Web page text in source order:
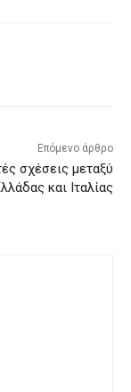
Επόμενο άρθρο
σχέσεις μεταξύ
και Ιταλίας